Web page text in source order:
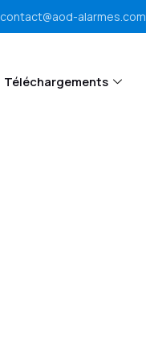
contact@aod-alarmes.com
Téléchargements